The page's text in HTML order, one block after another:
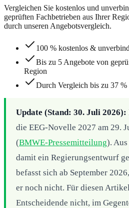
Vergleichen Sie kostenlos und
geprüften Fachbetrieben aus Ihrer
durch unseren Angebotsvergleich.
100 % kostenlos &
Bis zu 5 Angebote von
Region
Durch Vergleich bis zu 37 %
Update (Stand: 30. Juli 2026):
die EEG-Novelle 2027 am 29.
(BMWE-Pressemitteilung).
damit ein Regierungsentwurf
befasst sich ab September
er noch nicht. Für diesen
Entscheidende nicht, im